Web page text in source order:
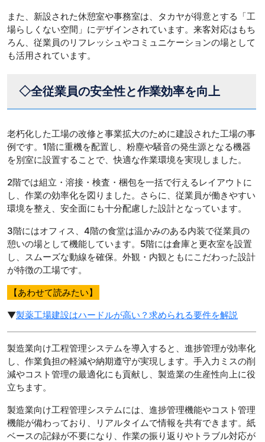
また、新設された休憩室や事務室は、タカヤが得意とする「工
場らしくない空間」にデザインされています。来客対応はもち
ろん、従業員のリフレッシュやコミュニケーションの場として
も活用されています。
◇全従業員の安全性と作業効率を向上
老朽化した工場の改修と事業拡大のために建設された工場の事
例です。1階に重機を配置し、粉塵や騒音の発生源となる機器
を別室に設置することで、快適な作業環境を実現しました。
2階では組立・溶接・検査・梱包を一括で行えるレイアウトに
し、作業の効率化を図りました。さらに、従業員が働きやすい
環境を整え、安全面にも十分配慮した設計となっています。
3階にはオフィス、4階の食堂は温かみのある内装で従業員の
憩いの場として機能しています。5階には倉庫と更衣室を設置
し、スムーズな動線を確保。外観・内観ともにこだわった設計
が特徴の工場です。
【あわせて読みたい】
▼製薬工場建設はハードルが高い？求められる要件を解説
製造業向け工程管理システムを導入すると、進捗管理が効率化
し、作業負担の軽減や納期遵守が実現します。手入力ミスの削
減やコスト管理の最適化にも貢献し、製造業の生産性向上に役
立ちます。
製造業向け工程管理システムには、進捗管理機能やコスト管理
機能が備わっており、リアルタイムで情報を共有できます。紙
ベースの記録が不要になり、作業の振り返りやトラブル対応が